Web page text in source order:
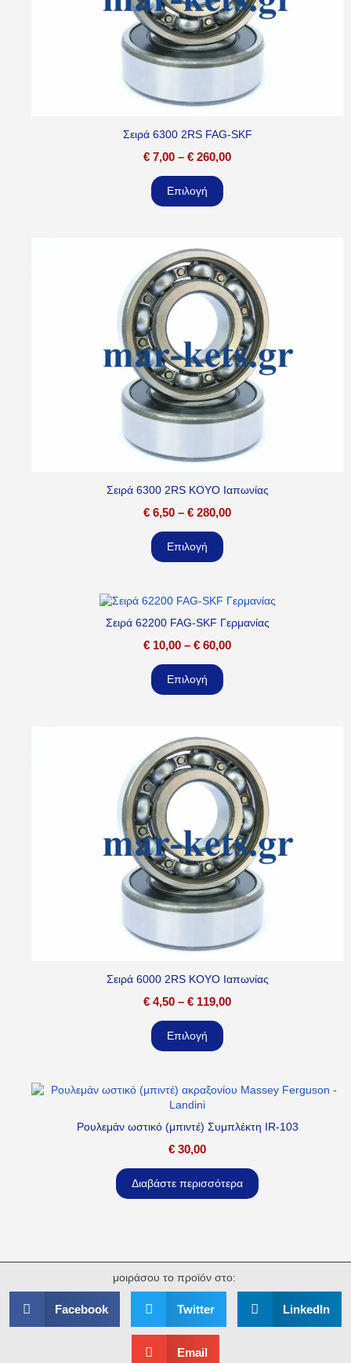
Σειρά 6300 2RS FAG-SKF
€ 7,00 – € 260,00
Επιλογή
Σειρά 6300 2RS KOYO Ιαπωνίας
€ 6,50 – € 280,00
Επιλογή
Σειρά 62200 FAG-SKF Γερμανίας
€ 10,00 – € 60,00
Επιλογή
Σειρά 6000 2RS KOYO Ιαπωνίας
€ 4,50 – € 119,00
Επιλογή
Ρουλεμάν ωστικό (μπιντέ) Συμπλέκτη IR-103
€ 30,00
Διαβάστε περισσότερα
μοιράσου το προϊόν στο:
Facebook Twitter LinkedIn
Email